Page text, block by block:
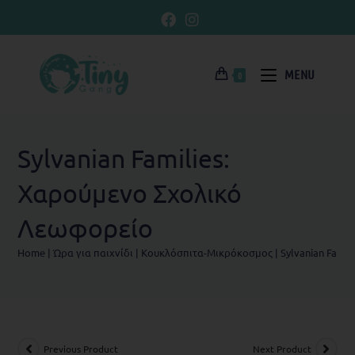
0 MENU
Sylvanian Families:
Χαρούμενο Σχολικό
Λεωφορείο
Home |Ώρα για παιχνίδι | Koυκλόσπιτα-Μικρόκοσμος | Sylvanian
Previous Product Next Product